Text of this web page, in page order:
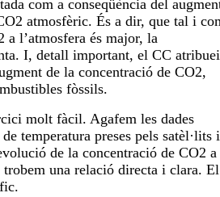
com a conseqüència del
atmosfèric. És a dir, que tal i
a l’atmosfera és major, la
I, detall important, el CC
de la concentració de CO2,
fòssils.
molt fàcil. Agafem les dades
temperatura preses pels satèl·lits i
de la concentració de CO2 a
trobem una relació directa i clara. El